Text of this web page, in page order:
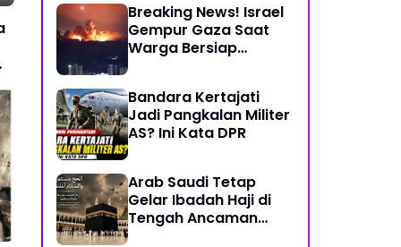
Breaking News! Israel
Gempur Gaza Saat
Warga Bersiap
Bandara Kertajati
Jadi Pangkalan Militer
AS? Ini Kata DPR
Arab Saudi Tetap
Gelar Ibadah Haji di
Tengah Ancaman